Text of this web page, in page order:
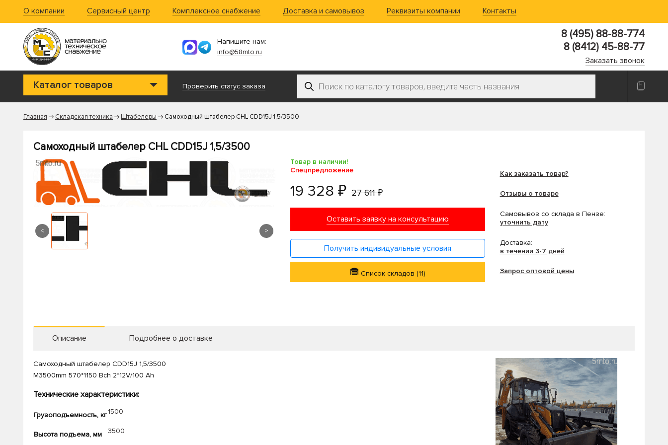
О компании Сервисный центр Комплексное снабжение Доставка и самовывоз Реквизиты компании Контакты
Напишите нам:
info@58mto.ru
8 (495) 88-88-774
8 (8412) 45-88-77
Заказать звонок
Каталог товаров Проверить статус заказа Поиск товаров
Главная Складская техника Штабелеры Самоходный штабелер CHL CDD15J 1,5/3500
Самоходный штабелер CHL CDD15J 1,5/3500
< >
Товар в наличии!
Спецпредложение
19 328 ₽ 27 611 ₽
Оставить заявку на консультацию
Получить индивидуальные условия
Список складов (11)
Как заказать товар?
Отзывы о товаре
Самовывоз со склада в Пензе:
уточнить дату
Доставка:
в течении 3-7 дней
Запрос оптовой цены
Описание Подробнее о доставке
Самоходный штабелер CDD15J 1,5/3500
M3500mm 570*1150 Bch 2*12V/100 Ah
Технические характеристики:
Грузоподъемность, кг1500
Высота подъема, мм 3500